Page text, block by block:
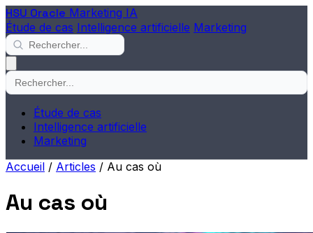
HSU Oracle Marketing IA
Étude de cas Intelligence artificielle Marketing
Étude de cas
Intelligence artificielle
Marketing
Accueil / Articles / Au cas où
Au cas où